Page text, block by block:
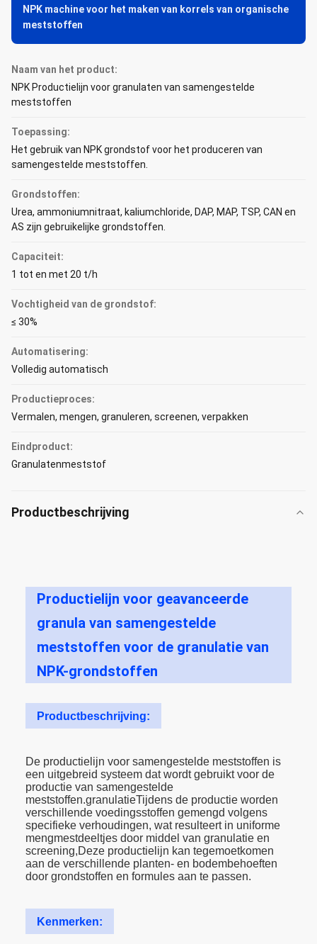
NPK machine voor het maken van korrels van organische
meststoffen
Naam van het product:
NPK Productielijn voor granulaten van samengestelde
meststoffen
Toepassing:
Het gebruik van NPK grondstof voor het produceren van
samengestelde meststoffen.
Grondstoffen:
Urea, ammoniumnitraat, kaliumchloride, DAP, MAP, TSP, CAN en
AS zijn gebruikelijke grondstoffen.
Capaciteit:
1 tot en met 20 t/h
Vochtigheid van de grondstof:
≤ 30%
Automatisering:
Volledig automatisch
Productieproces:
Vermalen, mengen, granuleren, screenen, verpakken
Eindproduct:
Granulatenmeststof
Productbeschrijving
Productielijn voor geavanceerde
granula van samengestelde
meststoffen voor de granulatie van
NPK-grondstoffen
Productbeschrijving:
De productielijn voor samengestelde meststoffen is
een uitgebreid systeem dat wordt gebruikt voor de
productie van samengestelde
meststoffen.granulatieTijdens de productie worden
verschillende voedingsstoffen gemengd volgens
specifieke verhoudingen, wat resulteert in uniforme
mengmestdeeltjes door middel van granulatie en
screening,Deze productielijn kan tegemoetkomen
aan de verschillende planten- en bodembehoeften
door grondstoffen en formules aan te passen.
Kenmerken: